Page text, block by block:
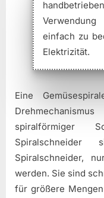
einfach zu
Elektrizität.
Eine
spiralförmiger
Spiralschneider,
werden. Sie sind
für größere